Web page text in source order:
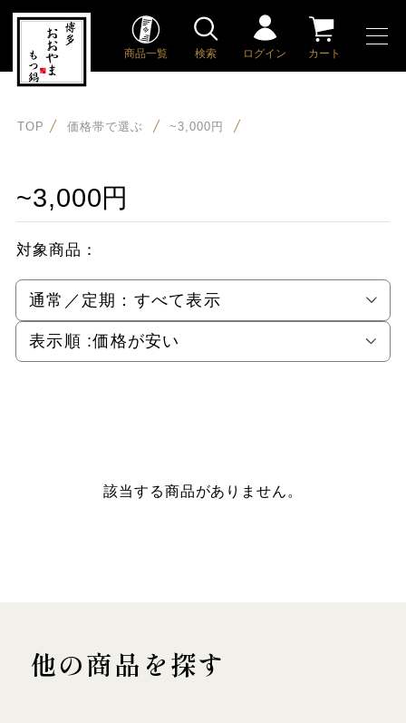
商品一覧 検索 ログイン カート
TOP 価格帯で選ぶ ~3,000円
~3,000円
対象商品：
通常／定期： すべて表示
表示順 :価格が安い
該当する商品がありません。
他の商品を探す